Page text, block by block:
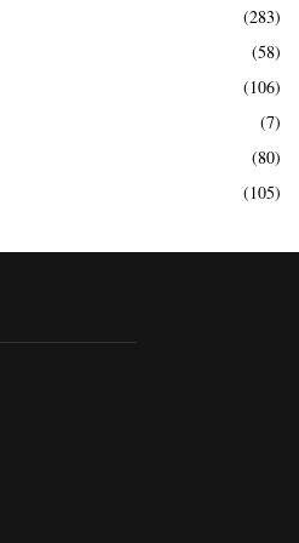
(283)
(58)
(106)
(7)
(80)
(105)